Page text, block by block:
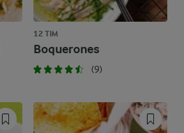
12 TIM
Boquerones
(9)